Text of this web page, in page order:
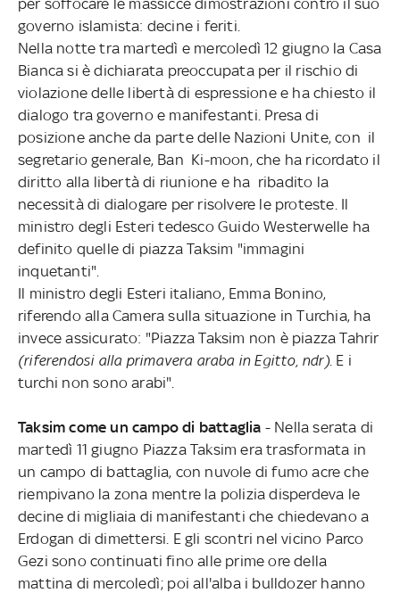
governo islamista: decine i feriti.
Nella notte tra martedì e mercoledì 12 giugno la Casa
Bianca si è dichiarata preoccupata per il rischio di
violazione delle libertà di espressione e ha chiesto il
dialogo tra governo e manifestanti. Presa di
posizione anche da parte delle Nazioni Unite, con il
segretario generale, Ban Ki-moon, che ha ricordato il
diritto alla libertà di riunione e ha ribadito la
necessità di dialogare per risolvere le proteste. Il
ministro degli Esteri tedesco Guido Westerwelle ha
definito quelle di piazza Taksim "immagini
inquetanti".
Il ministro degli Esteri italiano, Emma Bonino,
riferendo alla Camera sulla situazione in Turchia, ha
invece assicurato: "Piazza Taksim non è piazza Tahrir
(riferendosi alla primavera araba in Egitto, ndr). E i
turchi non sono arabi".
Taksim come un campo di battaglia - Nella serata di
martedì 11 giugno Piazza Taksim era trasformata in
un campo di battaglia, con nuvole di fumo acre che
riempivano la zona mentre la polizia disperdeva le
decine di migliaia di manifestanti che chiedevano a
Erdogan di dimettersi. E gli scontri nel vicino Parco
Gezi sono continuati fino alle prime ore della
mattina di mercoledì; poi all'alba i bulldozer hanno